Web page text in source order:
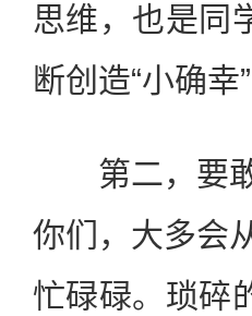
思维，也是同
断创造“小确
第二，要敢
你们，大多会
忙碌碌。琐碎